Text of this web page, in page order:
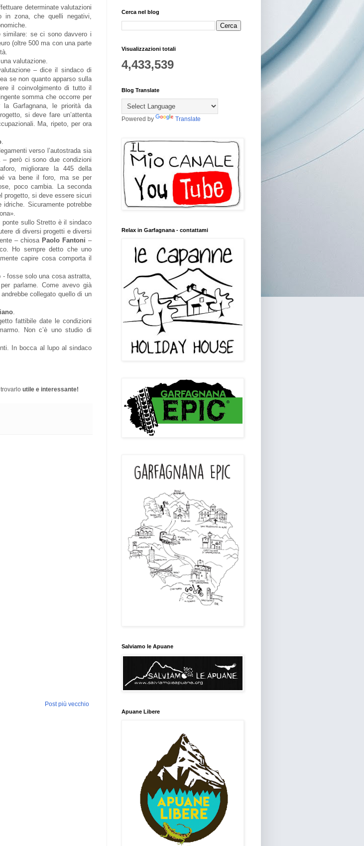
determinate valutazioni
zona, che quelli negativi,
similare: se ci sono davvero i
(oltre 500 ma con una parte
valutazione.
– dice il sindaco di
se non quanto apparso sulla
il coinvolgimento di tutto il
somma che occorre per
Garfagnana, le priorità da
si deve fare un’attenta
Ma, ripeto, per ora
verso l’autostrada sia
però ci sono due condizioni
migliorare la 445 della
va bene il foro, ma se per
poco cambia. La seconda
progetto, si deve essere sicuri
Sicuramente potrebbe
sullo Stretto è il sindaco
di diversi progetti e diversi
– chiosa Paolo Fantoni –
Ho sempre detto che uno
capire cosa comporta il
fosse solo una cosa astratta,
parlarne. Come avevo già
collegato quello di un
fattibile date le condizioni
Non c’è uno studio di
In bocca al lupo al sindaco
utile e interessante!
Post più vecchio
Cerca nel blog
Visualizzazioni totali
4,433,539
Blog Translate
Powered by Translate
Relax in Garfagnana - contattami
Salviamo le Apuane
Apuane Libere